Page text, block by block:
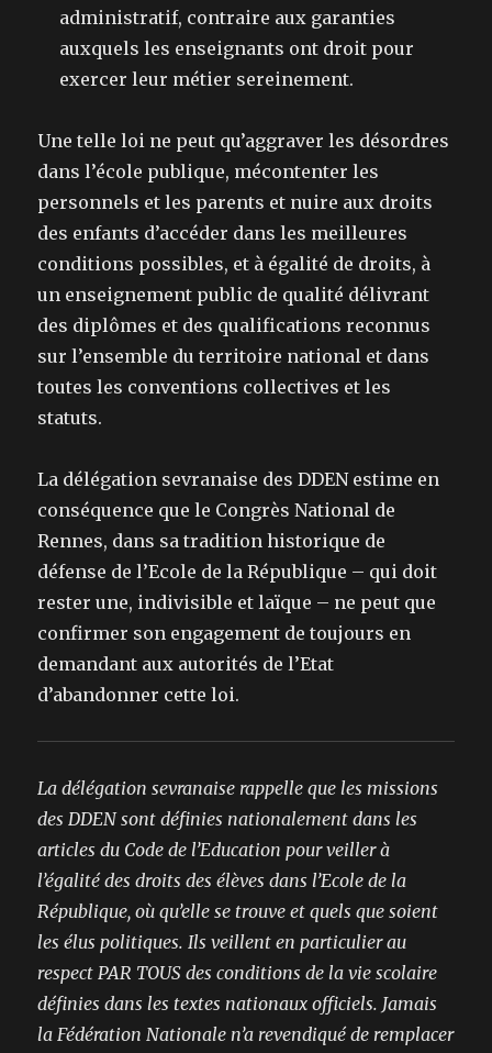
administratif, contraire aux garanties
auxquels les enseignants ont droit pour
exercer leur métier sereinement.
Une telle loi ne peut qu’aggraver les désordres
dans l’école publique, mécontenter les
personnels et les parents et nuire aux droits
des enfants d’accéder dans les meilleures
conditions possibles, et à égalité de droits, à
un enseignement public de qualité délivrant
des diplômes et des qualifications reconnus
sur l’ensemble du territoire national et dans
toutes les conventions collectives et les
statuts.
La délégation sevranaise des DDEN estime en
conséquence que le Congrès National de
Rennes, dans sa tradition historique de
défense de l’Ecole de la République – qui doit
rester une, indivisible et laïque – ne peut que
confirmer son engagement de toujours en
demandant aux autorités de l’Etat
d’abandonner cette loi.
La délégation sevranaise rappelle que les missions
des DDEN sont définies nationalement dans les
articles du Code de l’Education pour veiller à
l’égalité des droits des élèves dans l’Ecole de la
République, où qu’elle se trouve et quels que soient
les élus politiques. Ils veillent en particulier au
respect PAR TOUS des conditions de la vie scolaire
définies dans les textes nationaux officiels. Jamais
la Fédération Nationale n’a revendiqué de remplacer